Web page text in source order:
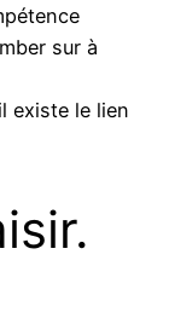
sur à
existe le lien